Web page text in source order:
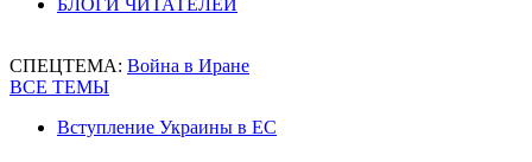
БЛОГИ ЧИТАТЕЛЕЙ
СПЕЦТЕМА: Война в Иране
ВСЕ ТЕМЫ
Вступление Украины в ЕС